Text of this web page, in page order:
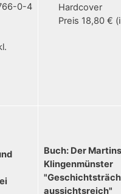
0-4
Hardcover
Preis 18,80 €
Buch: Der
Klingenmünster
aussichtsreich"